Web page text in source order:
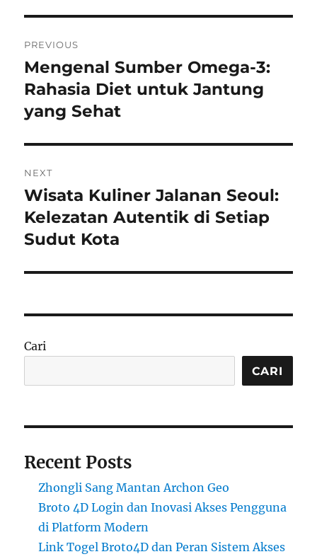
pos
PREVIOUS
Previous
post:
Mengenal Sumber Omega-3:
Rahasia Diet untuk Jantung
yang Sehat
NEXT
Next
post:
Wisata Kuliner Jalanan Seoul:
Kelezatan Autentik di Setiap
Sudut Kota
Cari
CARI
Recent Posts
Zhongli Sang Mantan Archon Geo
Broto 4D Login dan Inovasi Akses Pengguna
di Platform Modern
Link Togel Broto4D dan Peran Sistem Akses